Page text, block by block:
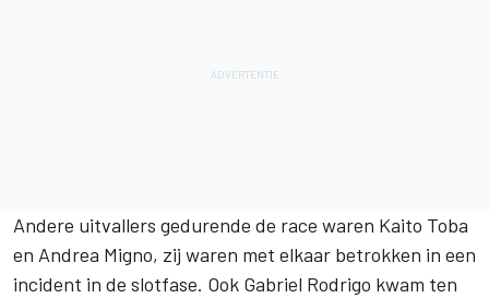
Andere uitvallers gedurende de race waren Kaito Toba
en Andrea Migno, zij waren met elkaar betrokken in een
incident in de slotfase. Ook Gabriel Rodrigo kwam ten